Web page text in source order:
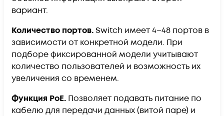
вариант.
Количество портов.Switch имеет 4–48 портов в
зависимости от конкретной модели. При
подборе фиксированной модели учитывают
количество пользователей и возможность их
увеличения со временем.
Функция РоЕ. Позволяет подавать питание по
кабелю для передачи данных (витой паре) и